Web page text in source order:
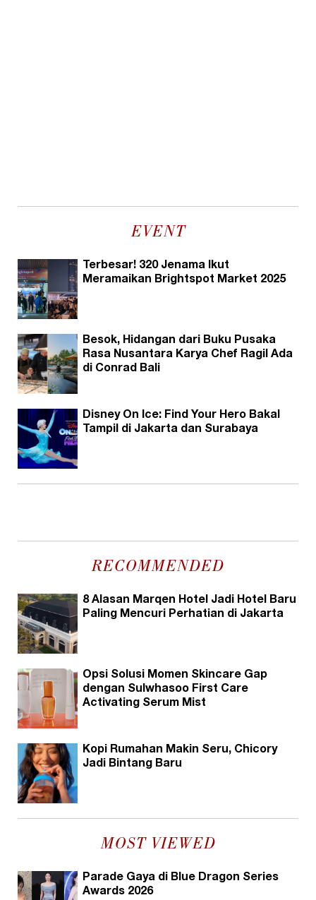
EVENT
Terbesar! 320 Jenama Ikut
Meramaikan Brightspot Market 2025
Besok, Hidangan dari Buku Pusaka
Rasa Nusantara Karya Chef Ragil Ada
di Conrad Bali
Disney On Ice: Find Your Hero Bakal
Tampil di Jakarta dan Surabaya
RECOMMENDED
8 Alasan Marqen Hotel Jadi Hotel Baru
Paling Mencuri Perhatian di Jakarta
Opsi Solusi Momen Skincare Gap
dengan Sulwhasoo First Care
Activating Serum Mist
Kopi Rumahan Makin Seru, Chicory
Jadi Bintang Baru
MOST VIEWED
Parade Gaya di Blue Dragon Series
Awards 2026